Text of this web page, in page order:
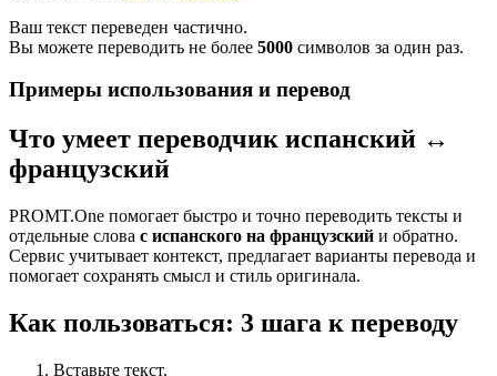
Ваш текст переведен частично.
Вы можете переводить не более 5000 символов за один раз.
Примеры использования и перевод
Что умеет переводчик испанский ↔
французский
PROMT.One помогает быстро и точно переводить тексты и
отдельные слова с испанского на французский и обратно.
Сервис учитывает контекст, предлагает варианты перевода и
помогает сохранять смысл и стиль оригинала.
Как пользоваться: 3 шага к переводу
Вставьте текст.